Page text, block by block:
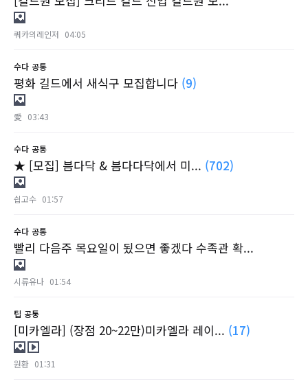
쿼카의레인저 04:05
수다 공통
평화 길드에서 새식구 모집합니다 (9)
愛 03:43
수다 공통
★ [모집] 븜다닥 & 븜다다닥에서 미... (702)
싑고수 01:57
수다 공통
빨리 다음주 목요일이 됬으면 좋겠다 수족관 확...
시류유나 01:54
팁 공통
[미카엘라] (장점 20~22만)미카엘라 레이... (17)
원환 01:31